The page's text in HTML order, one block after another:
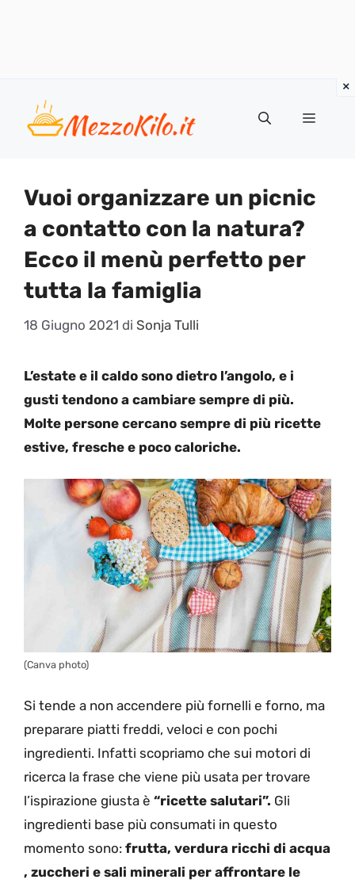
contenuto
Menu
Vuoi organizzare un picnic
a contatto con la natura?
Ecco il menù perfetto per
tutta la famiglia
18 Giugno 2021 di Sonja Tulli
L’estate e il caldo sono dietro l’angolo, e i
gusti tendono a cambiare sempre di più.
Molte persone cercano sempre di più ricette
estive, fresche e poco caloriche.
(Canva photo)
Si tende a non accendere più fornelli e forno, ma
preparare piatti freddi, veloci e con pochi
ingredienti. Infatti scopriamo che sui motori di
ricerca la frase che viene più usata per trovare
l’ispirazione giusta è “ricette salutari”. Gli
ingredienti base più consumati in questo
momento sono: frutta, verdura ricchi di acqua
, zuccheri e sali minerali per affrontare le